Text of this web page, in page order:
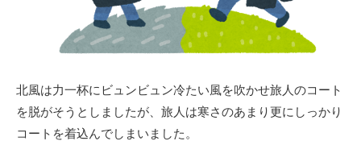
北風は力一杯にビュンビュン冷たい風を吹かせ旅人のコート
を脱がそうとしましたが、旅人は寒さのあまり更にしっかり
コートを着込んでしまいました。